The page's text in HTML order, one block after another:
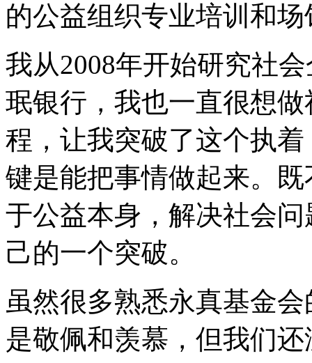
的公益组织专业培训和
我从2008年开始研究社
珉银行，我也一直很想
程，让我突破了这个执
键是能把事情做起来。
于公益本身，解决社会
己的一个突破。
虽然很多熟悉永真基金
是敬佩和羡慕，但我们